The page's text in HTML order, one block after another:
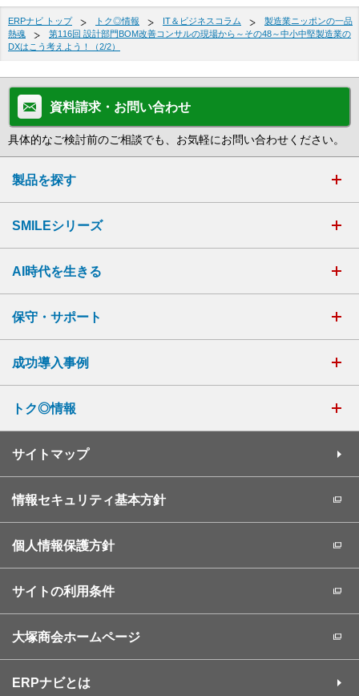
ERPナビ トップ トク◎情報 IT＆ビジネスコラム
製造業ニッポンの一品
熱魂
第116回 設計部門BOM改善コンサルの現場から～その48～中小中堅製造業の
DXはこう考えよう！（2/2）
資料請求・お問い合わせ
具体的なご検討前のご相談でも、お気軽にお問い合わせください。
製品を探す
SMILEシリーズ
AI時代を生きる
保守・サポート
成功導入事例
トク◎情報
サイトマップ
情報セキュリティ基本方針
個人情報保護方針
サイトの利用条件
大塚商会ホームページ
ERPナビとは